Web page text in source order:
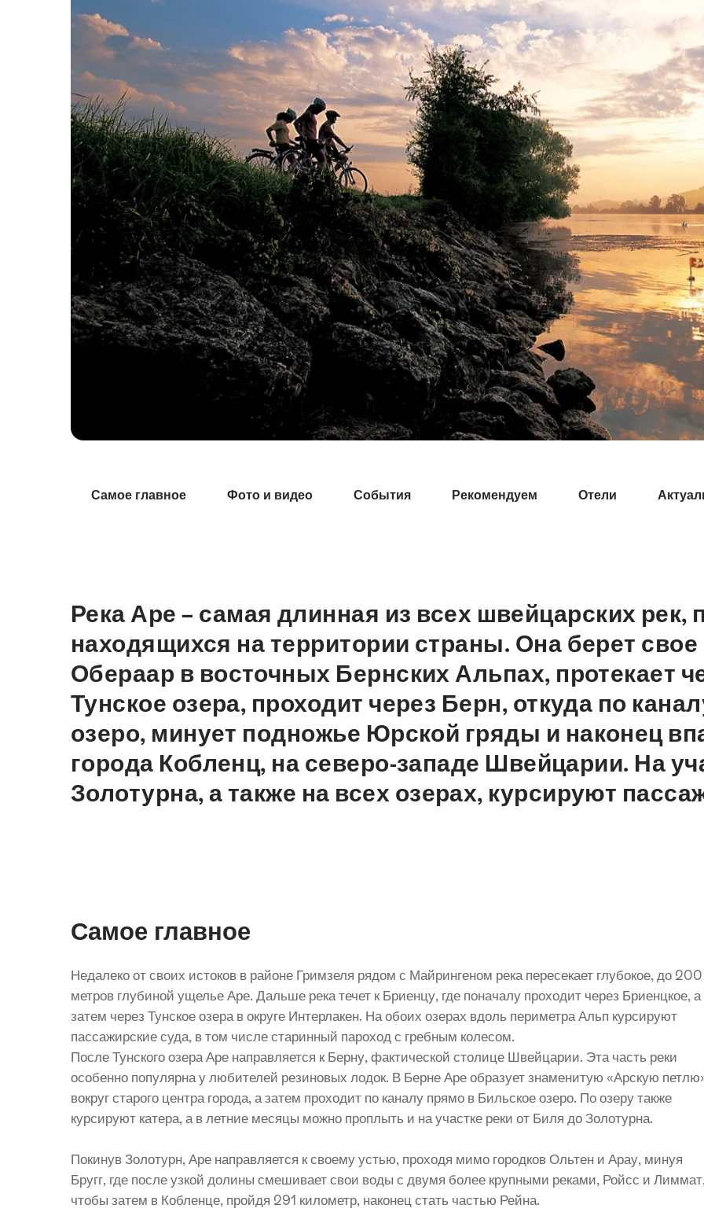
Самое главное Фото и видео События Рекомендуем Отели
Intro
Река Аре – самая длинная из всех швейцарских рек,
находящихся на территории страны. Она берет
Обераар в восточных Бернских Альпах, протекает
Тунское озера, проходит через Берн, откуда по
озеро, минует подножье Юрской гряды и наконец
города Кобленц, на северо-западе Швейцарии. На
Золотурна, а также на всех озерах, курсируют
Самое главное
Недалеко от своих истоков в районе Гримзеля рядом с Майрингеном река пересекает глубокое, до 200
метров глубиной ущелье Аре. Дальше река течет к Бриенцу, где поначалу проходит через Бриенцкое, а
затем через Тунское озера в округе Интерлакен. На обоих озерах вдоль периметра Альп курсируют
пассажирские суда, в том числе старинный пароход с гребным колесом.
После Тунского озера Аре направляется к Берну, фактической столице Швейцарии. Эта часть реки
особенно популярна у любителей резиновых лодок. В Берне Аре образует знаменитую «Арскую
вокруг старого центра города, а затем проходит по каналу прямо в Бильское озеро. По озеру также
курсируют катера, а в летние месяцы можно проплыть и на участке реки от Биля до Золотурна.
Покинув Золотурн, Аре направляется к своему устью, проходя мимо городков Ольтен и Арау, минуя
Бругг, где после узкой долины смешивает свои воды с двумя более крупными реками, Ройсс и
чтобы затем в Кобленце, пройдя 291 километр, наконец стать частью Рейна.